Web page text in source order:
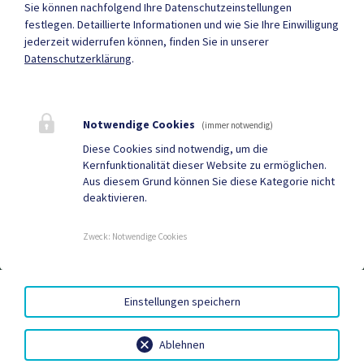
Quicklinks
Tourismus
Gemeindezeitung
AMTSSIGNATUR|BARRIEREFREIHEIT|DATENSCHUTZ|
SITEMAP|IMPRESSUM
Sie können nachfolgend Ihre Datenschutzeinstellungen
festlegen. Detaillierte Informationen und wie Sie Ihre Einwilligung
jederzeit widerrufen können, finden Sie in unserer
Datenschutzerklärung.
Notwendige Cookies (immer notwendig)
Diese Cookies sind notwendig, um die
Kernfunktionalität dieser Website zu ermöglichen.
Aus diesem Grund können Sie diese Kategorie nicht
deaktivieren.
Zweck: Notwendige Cookies
Ablehnen
Einstellungen speichern